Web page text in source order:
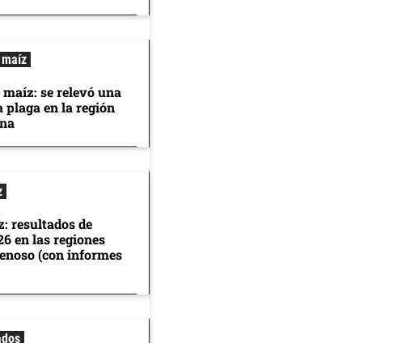
se relevó una
plaga en la región
resultados de
en las regiones
(con informes